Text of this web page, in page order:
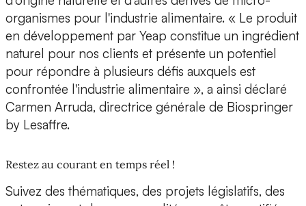
organismes pour l'industrie alimentaire. « Le produit
en développement par Yeap constitue un ingrédient
naturel pour nos clients et présente un potentiel
pour répondre à plusieurs défis auxquels est
confrontée l'industrie alimentaire », a ainsi déclaré
Carmen Arruda, directrice générale de Biospringer
by Lesaffre.
Restez au courant en temps réel !
Suivez des thématiques, des projets législatifs, des